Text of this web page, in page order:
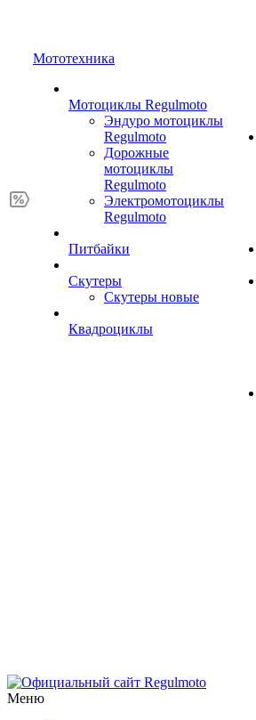
Мототехника
Мотоциклы Regulmoto
Эндуро мотоциклы
Regulmoto
Дорожные
мотоциклы
Regulmoto
Электромотоциклы
Regulmoto
Питбайки
Скутеры
Скутеры новые
Квадроциклы
Меню